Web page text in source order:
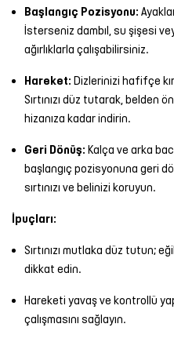
Başlangıç Pozisyonu:
İsterseniz dambıl, su şişesi
ağırlıklarla çalışabilirsiniz.
Hareket: Dizlerinizi hafifçe
Sırtınızı düz tutarak, belden
hizanıza kadar indirin.
Geri Dönüş: Kalça ve arka
başlangıç pozisyonuna geri
sırtınızı ve belinizi koruyun.
İpuçları:
Sırtınızı mutlaka düz tutun;
dikkat edin.
Hareketi yavaş ve kontrollü
çalışmasını sağlayın.